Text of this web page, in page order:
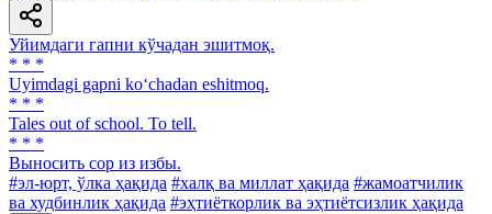
Уйимдаги гапни кўчадан эшитмоқ.
* * *
Uyimdagi gapni ko‘chadan eshitmoq.
* * *
Tales out of school. To tell.
* * *
Выносить cop из избы.
#эл-юрт, ўлка ҳақида #халқ ва миллат ҳақида #жамоатчилик
ва худбинлик ҳақида #эҳтиёткорлик ва эҳтиётсизлик ҳақида